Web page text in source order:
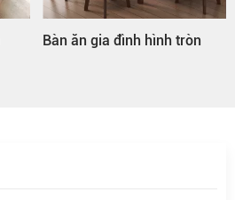
Bàn ăn gia đình hình tròn